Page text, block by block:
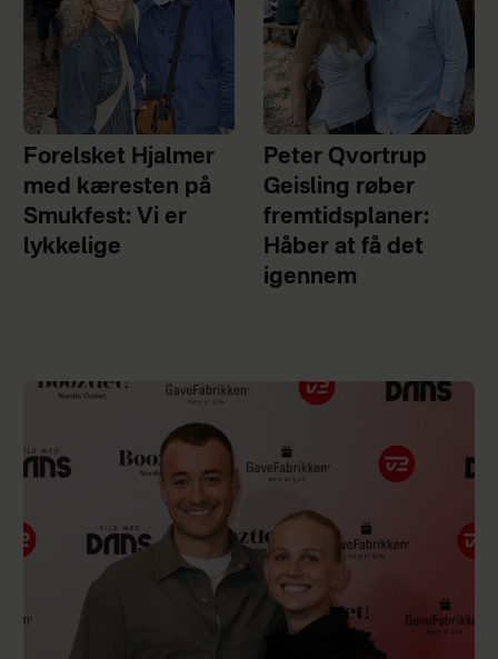
Forelsket Hjalmer
med kæresten på
Smukfest: Vi er
lykkelige
Peter Qvortrup
Geisling røber
fremtidsplaner:
Håber at få det
igennem